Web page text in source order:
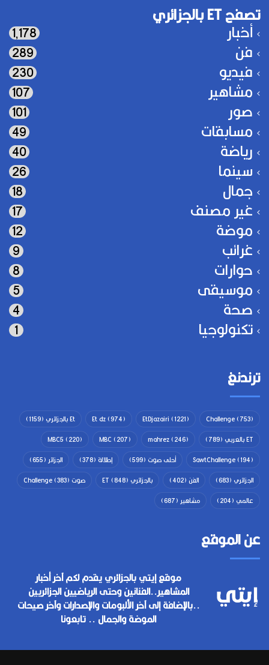
تصفح ET بالجزائري
أخبار 1٬178
فن 289
فيديو 230
مشاهير 107
صور 101
مسابقات 49
رياضة 40
سينما 26
جمال 18
غير مصنف 17
موضة 12
غرائب 9
حوارات 8
موسيقى 5
صحة 4
تكنولوجيا 1
ترندنغ
Challenge(753)
EtDjazairi (1221)
Et dz(974) Et بالجزائري
(1159)
ET بالعربي
(789)
mahrez(246)
MBC(207)
MBC5 (220)
SawtChallenge(194) أحلى صوت (599) إطلالة (378) الجزائر (655)
الجزائري (683) الفن (402) بالجزائري ET (848) صوت Challenge (383)
عالمي (204) مشاهير (687)
عن الموقع
موقع إيتي بالجزائري يقدم لكم آخر أخبار
المشاهير..الفنانين وحتى الرياضيين الجزائريين
..بالإضافة إلى آخر الألبومات والإصدارات وآخر صيحات
الموضة والجمال .. تابعونا